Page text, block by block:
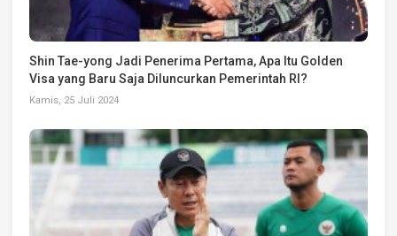
Shin Tae-yong Jadi Penerima Pertama, Apa Itu Golden
Visa yang Baru Saja Diluncurkan Pemerintah RI?
Kamis, 25 Juli 2024